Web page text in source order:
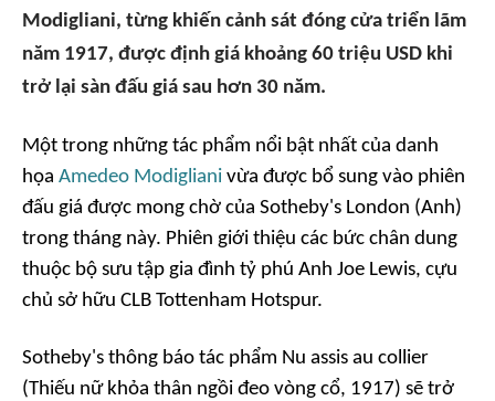
Modigliani, từng khiến cảnh sát đóng cửa triển lãm
năm 1917, được định giá khoảng 60 triệu USD khi
trở lại sàn đấu giá sau hơn 30 năm.
Một trong những tác phẩm nổi bật nhất của danh
họa Amedeo Modigliani vừa được bổ sung vào phiên
đấu giá được mong chờ của Sotheby's London (Anh)
trong tháng này. Phiên giới thiệu các bức chân dung
thuộc bộ sưu tập gia đình tỷ phú Anh Joe Lewis, cựu
chủ sở hữu CLB Tottenham Hotspur.
Sotheby's thông báo tác phẩm Nu assis au collier
(Thiếu nữ khỏa thân ngồi đeo vòng cổ, 1917) sẽ trở